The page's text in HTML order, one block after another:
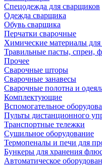
Спецодежда для сварщиков
Одежда сварщика
Обувь сварщика
Перчатки сварочные
Химические материалы для
Травильные пасты, спреи,
Прочее
Сварочные шторы
Сварочные занавесы
Сварочные полотна и
Комплектующие
Вспомогательное
Пульты дистанционного
Транспортные тележки
Сушильное оборудование
Термопеналы и печи для
Бункеры для хранения
Автоматическое